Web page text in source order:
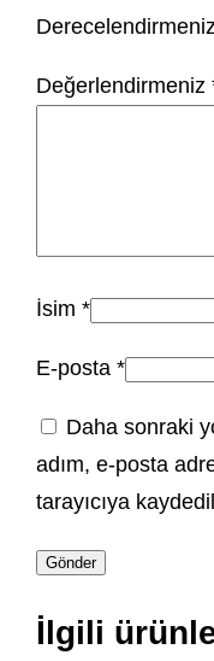
Değerlendirmeniz
İsim*
E-posta*
Daha sonraki
adım, e-posta
tarayıcıya
İlgili